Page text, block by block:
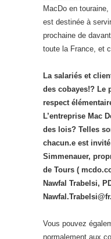
MacDo en
est destinée à
prochaine de
toute la France, et
La salariés et
des cobayes!? Le
respect
L’entreprise Mac
des lois? Telles
chacun.e est
Simmenauer,
de Tours (
Nawfal Trabelsi,
Vous pouvez
normalement aux